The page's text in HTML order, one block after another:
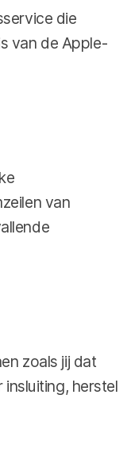
die
van de Apple-
van
zoals jij dat
herstel